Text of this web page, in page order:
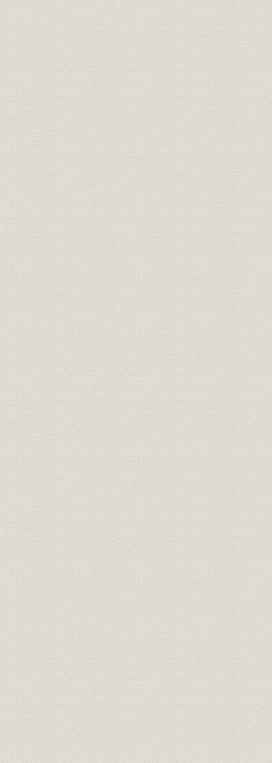
製品 施工実績一覧//除塵機 昭和37年~
製品 施工実績一覧//産業機械 大正4年~
製品
施工実績一覧//産業用車両・鉄道
車両
昭和3年~
製品 施工実績一覧//浚渫船・採取機 昭和8年~
製品 施工実績一覧//鍛圧機械 昭和36年~
製品
施工実績一覧//立体駐車場装置・
小口径打撃式推進機
平成5年~
沿革 年表 明治34年
索引 索引